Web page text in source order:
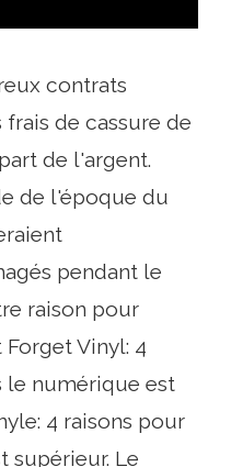
contrats
de cassure de
de l'argent.
de l'époque du
pendant le
raison pour
Vinyl: 4
le numérique est
4 raisons pour
supérieur. Le